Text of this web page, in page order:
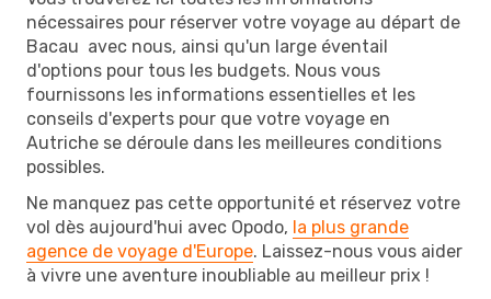
nécessaires pour réserver votre voyage au départ de
Bacau avec nous, ainsi qu'un large éventail
d'options pour tous les budgets. Nous vous
fournissons les informations essentielles et les
conseils d'experts pour que votre voyage en
Autriche se déroule dans les meilleures conditions
possibles.
Ne manquez pas cette opportunité et réservez votre
vol dès aujourd'hui avec Opodo, la plus grande
agence de voyage d'Europe. Laissez-nous vous aider
à vivre une aventure inoubliable au meilleur prix !